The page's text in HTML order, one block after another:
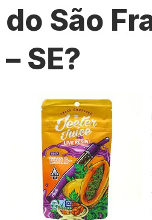
do São
– SE?